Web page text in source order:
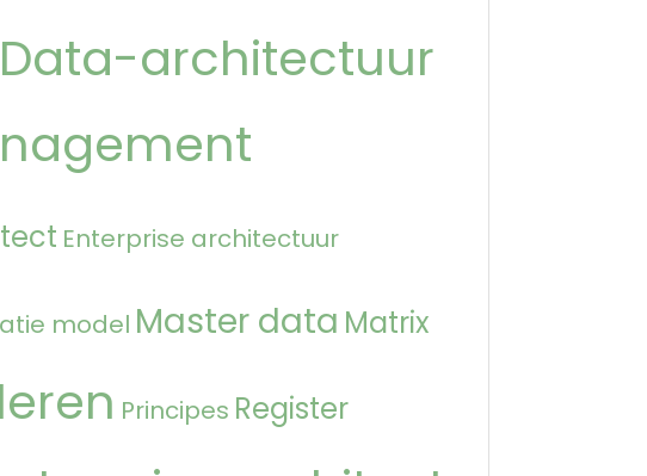
Data-architectuur
Enterprise architectuur
model Master data Matrix
Principes Register